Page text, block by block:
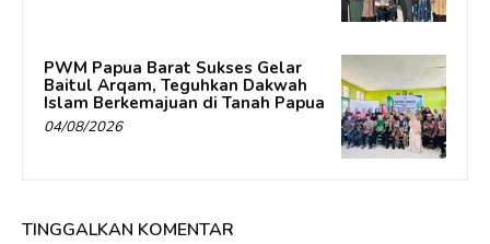
PWM Papua Barat Sukses Gelar
Baitul Arqam, Teguhkan Dakwah
Islam Berkemajuan di Tanah Papua
04/08/2026
TINGGALKAN KOMENTAR